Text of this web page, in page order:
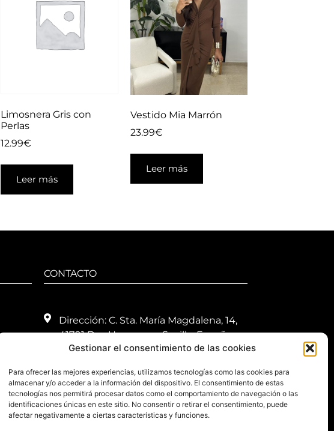
Gestionar el consentimiento de las cookies
Para ofrecer las mejores experiencias, utilizamos tecnologías como las cookies para
almacenar y/o acceder a la información del dispositivo. El consentimiento de estas
tecnologías nos permitirá procesar datos como el comportamiento de navegación o las
identificaciones únicas en este sitio. No consentir o retirar el consentimiento, puede
afectar negativamente a ciertas características y funciones.
Limosnera Gris con
Perlas
12.99€
Leer más
Vestido Mia Marrón
23.99€
Leer más
CONTACTO
Dirección: C. Sta. María Magdalena, 14,
41701 Dos Hermanas, Sevilla, España
Teléfono +34 694 46 69 91
Horario: Lunes a Viernes de 10:00 a
13:30 hs y 17:30 a 20:30 hs. Sábados de
10:30 a 14:00 hs.